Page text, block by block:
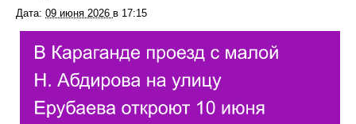
Дата: 09 июня 2026 в 17:15